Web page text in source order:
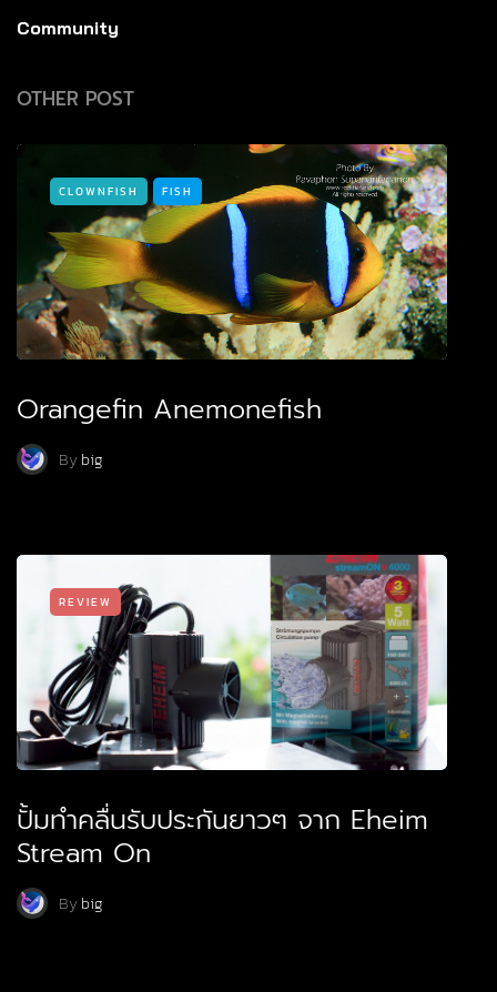
Community
OTHER POST
CLOWNFISH FISH
Orangefin Anemonefish
Bybig
REVIEW
ปั้มทำคลื่นรับประกันยาวๆ จาก Eheim
Stream On
Bybig